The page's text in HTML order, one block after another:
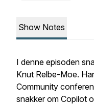
Show Notes
I denne episoden
Knut Relbe-Moe.
Community
snakker om Copilot